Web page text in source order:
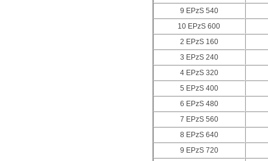
9 EPzS 540
10 EPzS 600
2 EPzS 160
3 EPzS 240
4 EPzS 320
5 EPzS 400
6 EPzS 480
7 EPzS 560
8 EPzS 640
9 EPzS 720